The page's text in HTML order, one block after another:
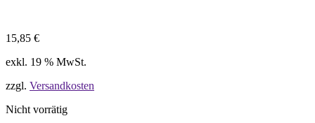
15,85 €
exkl. 19 % MwSt.
zzgl. Versandkosten
Nicht vorrätig